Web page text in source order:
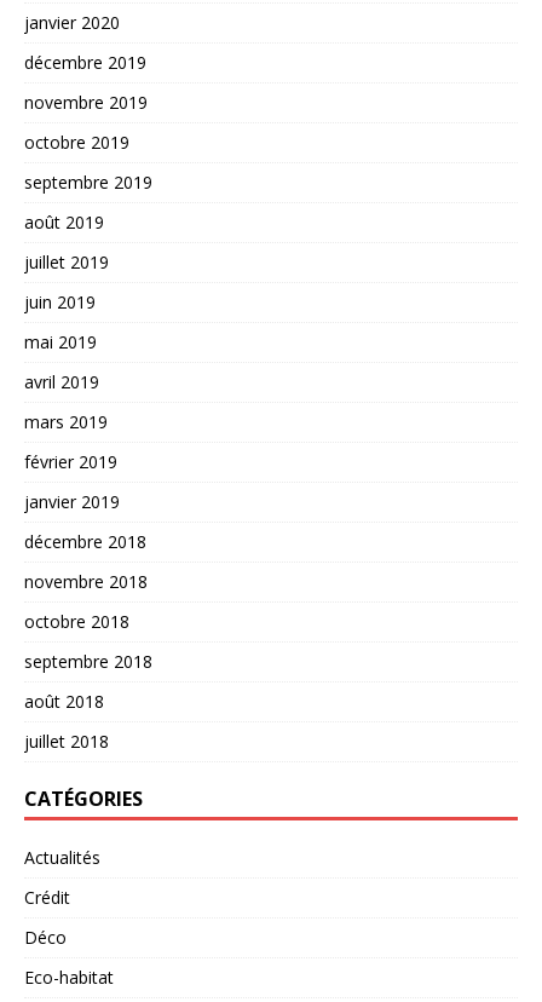
janvier 2020
décembre 2019
novembre 2019
octobre 2019
septembre 2019
août 2019
juillet 2019
juin 2019
mai 2019
avril 2019
mars 2019
février 2019
janvier 2019
décembre 2018
novembre 2018
octobre 2018
septembre 2018
août 2018
juillet 2018
CATÉGORIES
Actualités
Crédit
Déco
Eco-habitat